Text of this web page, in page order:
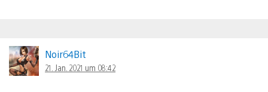
Noir64Bit
21. Jan. 2021 um 08:42